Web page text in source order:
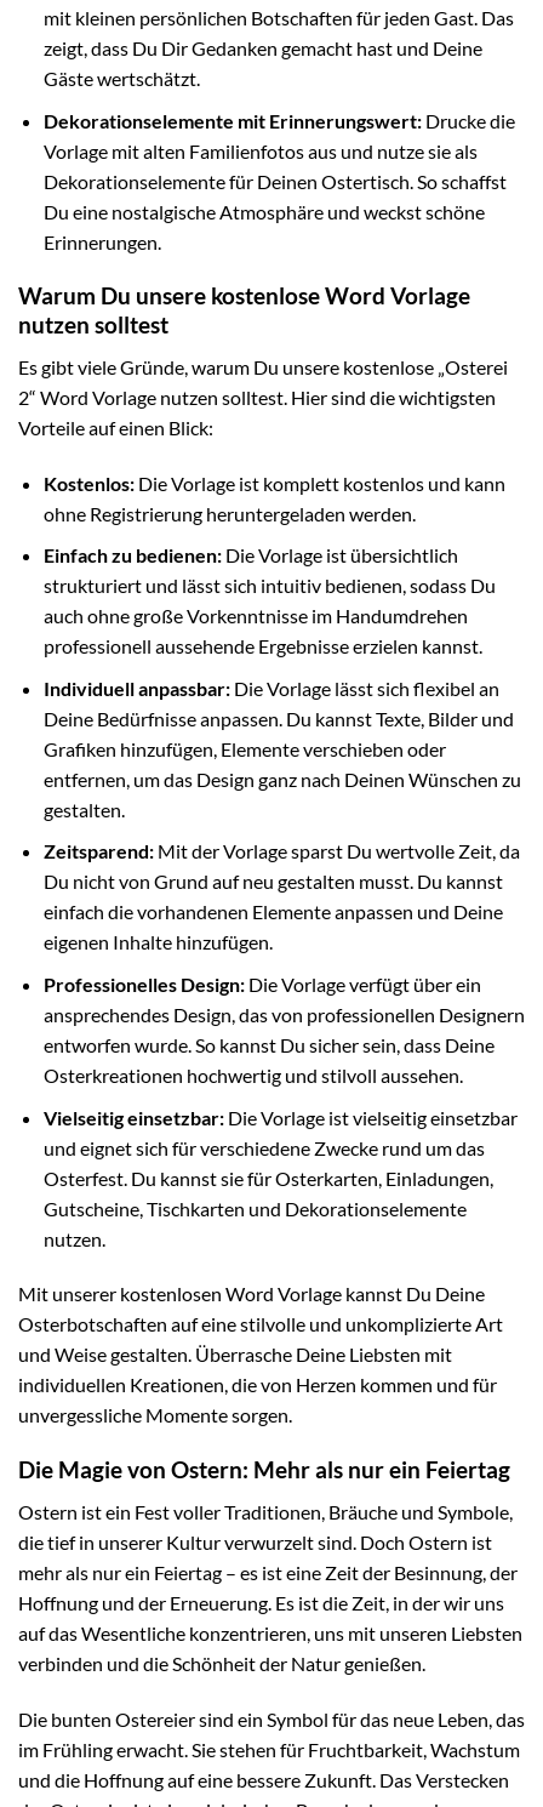
mit kleinen persönlichen Botschaften für jeden Gast. Das
zeigt, dass Du Dir Gedanken gemacht hast und Deine
Gäste wertschätzt.
Dekorationselemente mit Erinnerungswert:Drucke die
Vorlage mit alten Familienfotos aus und nutze sie als
Dekorationselemente für Deinen Ostertisch. So schaffst
Du eine nostalgische Atmosphäre und weckst schöne
Erinnerungen.
Warum Du unsere kostenlose Word Vorlage
nutzen solltest
Es gibt viele Gründe, warum Du unsere kostenlose „Osterei
2“ Word Vorlage nutzen solltest. Hier sind die wichtigsten
Vorteile auf einen Blick:
Kostenlos:Die Vorlage ist komplett kostenlos und kann
ohne Registrierung heruntergeladen werden.
Einfach zu bedienen:Die Vorlage ist übersichtlich
strukturiert und lässt sich intuitiv bedienen, sodass Du
auch ohne große Vorkenntnisse im Handumdrehen
professionell aussehende Ergebnisse erzielen kannst.
Individuell anpassbar:Die Vorlage lässt sich flexibel an
Deine Bedürfnisse anpassen. Du kannst Texte, Bilder und
Grafiken hinzufügen, Elemente verschieben oder
entfernen, um das Design ganz nach Deinen Wünschen zu
gestalten.
Zeitsparend:Mit der Vorlage sparst Du wertvolle Zeit, da
Du nicht von Grund auf neu gestalten musst. Du kannst
einfach die vorhandenen Elemente anpassen und Deine
eigenen Inhalte hinzufügen.
Professionelles Design:Die Vorlage verfügt über ein
ansprechendes Design, das von professionellen Designern
entworfen wurde. So kannst Du sicher sein, dass Deine
Osterkreationen hochwertig und stilvoll aussehen.
Vielseitig einsetzbar:Die Vorlage ist vielseitig einsetzbar
und eignet sich für verschiedene Zwecke rund um das
Osterfest. Du kannst sie für Osterkarten, Einladungen,
Gutscheine, Tischkarten und Dekorationselemente
nutzen.
Mit unserer kostenlosen Word Vorlage kannst Du Deine
Osterbotschaften auf eine stilvolle und unkomplizierte Art
und Weise gestalten. Überrasche Deine Liebsten mit
individuellen Kreationen, die von Herzen kommen und für
unvergessliche Momente sorgen.
Die Magie von Ostern: Mehr als nur ein Feiertag
Ostern ist ein Fest voller Traditionen, Bräuche und Symbole,
die tief in unserer Kultur verwurzelt sind. Doch Ostern ist
mehr als nur ein Feiertag – es ist eine Zeit der Besinnung, der
Hoffnung und der Erneuerung. Es ist die Zeit, in der wir uns
auf das Wesentliche konzentrieren, uns mit unseren Liebsten
verbinden und die Schönheit der Natur genießen.
Die bunten Ostereier sind ein Symbol für das neue Leben, das
im Frühling erwacht. Sie stehen für Fruchtbarkeit, Wachstum
und die Hoffnung auf eine bessere Zukunft. Das Verstecken